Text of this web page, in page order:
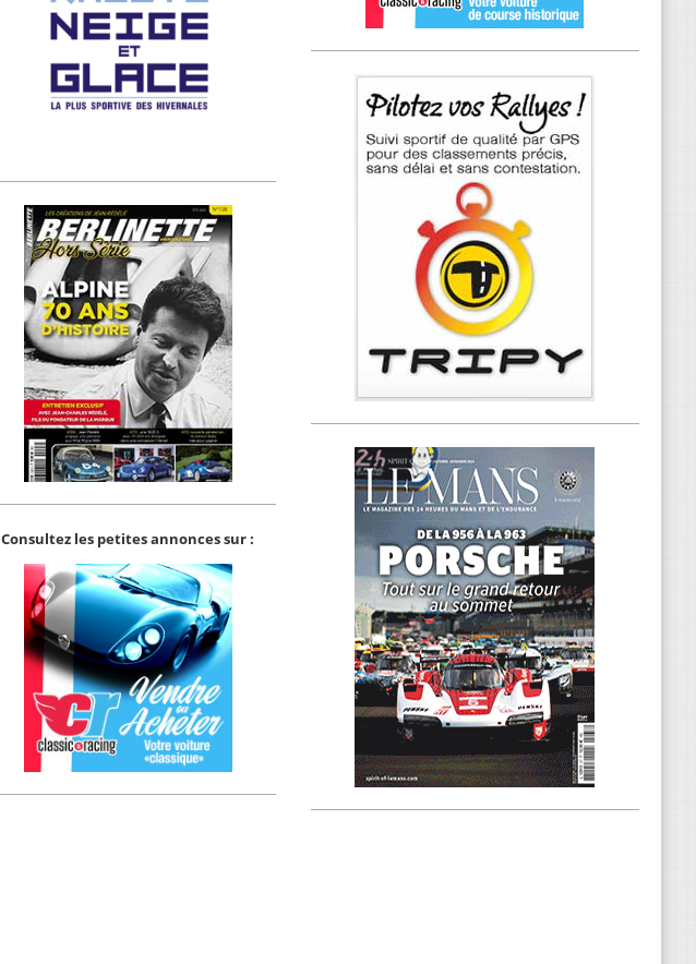
Consultez les petites annonces sur :